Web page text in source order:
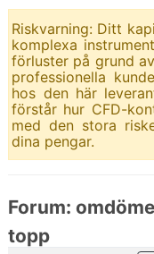
Riskvarning: Ditt
komplexa
förluster på grund
professionella
hos den här
förstår hur CFD-
med den stora
dina pengar.
Forum: omdöme
topp